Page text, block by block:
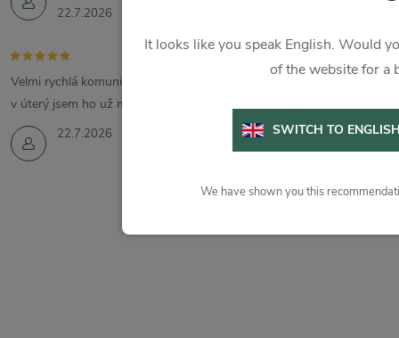
22.7.2026
22.7.2026
Velmi rychlá komunikace a vyřízení. Zboží jsem objednala v pondělí a
v úterý jsem ho už měla.
It looks like you speak English. Would
of the website for a
SWITCH TO
We have shown you this